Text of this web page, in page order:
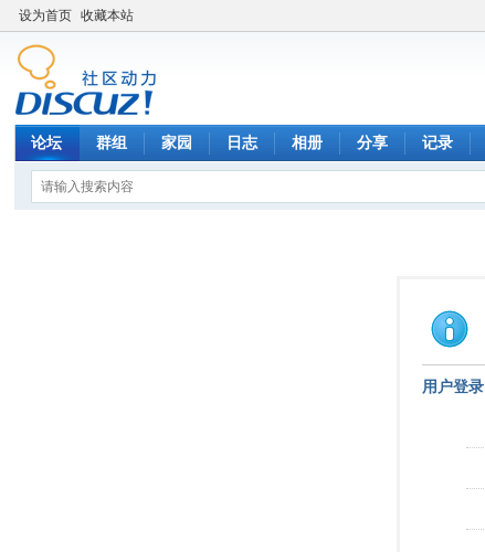
设为首页 收藏本站
论坛 群组 家园 日志 相册 分享 记录
用户登录